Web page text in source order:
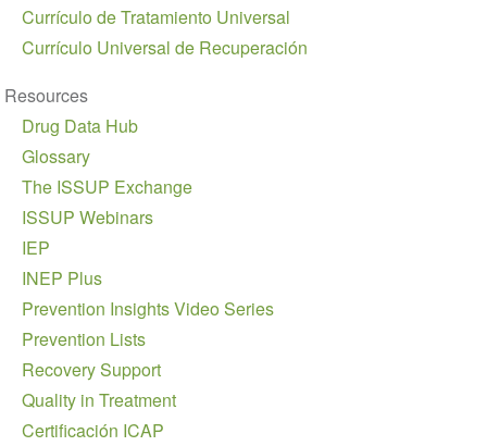
Currículo de Tratamiento Universal
Currículo Universal de Recuperación
Resources
Drug Data Hub
Glossary
The ISSUP Exchange
ISSUP Webinars
IEP
INEP Plus
Prevention Insights Video Series
Prevention Lists
Recovery Support
Quality in Treatment
Certificación ICAP